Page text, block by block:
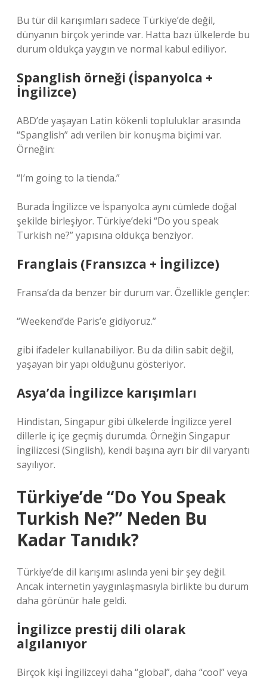
Bu tür dil karışımları sadece Türkiye’de değil,
dünyanın birçok yerinde var. Hatta bazı ülkelerde bu
durum oldukça yaygın ve normal kabul ediliyor.
Spanglish örneği (İspanyolca +
İngilizce)
ABD’de yaşayan Latin kökenli topluluklar arasında
“Spanglish” adı verilen bir konuşma biçimi var.
Örneğin:
“I’m going to la tienda.”
Burada İngilizce ve İspanyolca aynı cümlede doğal
şekilde birleşiyor. Türkiye’deki “Do you speak
Turkish ne?” yapısına oldukça benziyor.
Franglais (Fransızca + İngilizce)
Fransa’da da benzer bir durum var. Özellikle gençler:
“Weekend’de Paris’e gidiyoruz.”
gibi ifadeler kullanabiliyor. Bu da dilin sabit değil,
yaşayan bir yapı olduğunu gösteriyor.
Asya’da İngilizce karışımları
Hindistan, Singapur gibi ülkelerde İngilizce yerel
dillerle iç içe geçmiş durumda. Örneğin Singapur
İngilizcesi (Singlish), kendi başına ayrı bir dil varyantı
sayılıyor.
Türkiye’de “Do You Speak
Turkish Ne?” Neden Bu
Kadar Tanıdık?
Türkiye’de dil karışımı aslında yeni bir şey değil.
Ancak internetin yaygınlaşmasıyla birlikte bu durum
daha görünür hale geldi.
İngilizce prestij dili olarak
algılanıyor
Birçok kişi İngilizceyi daha “global”, daha “cool” veya